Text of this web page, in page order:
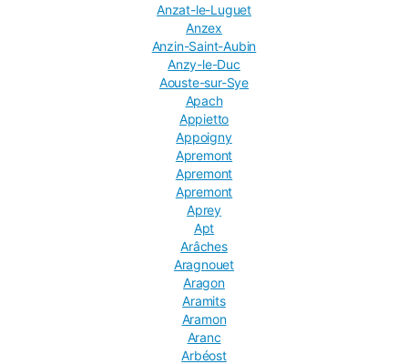
Anzat-le-Luguet
Anzex
Anzin-Saint-Aubin
Anzy-le-Duc
Aouste-sur-Sye
Apach
Appietto
Appoigny
Apremont
Apremont
Apremont
Aprey
Apt
Arâches
Aragnouet
Aragon
Aramits
Aramon
Aranc
Arbéost